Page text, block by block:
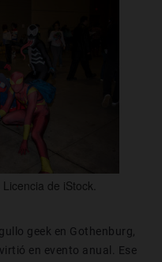
de iStock.
geek en Gothenburg,
en evento anual. Ese